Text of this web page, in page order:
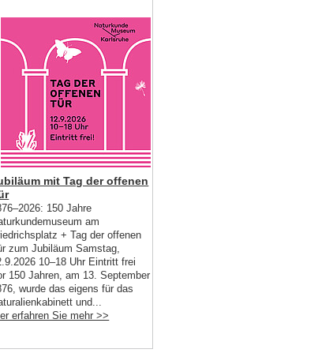
mit Tag der offenen
150 Jahre
am
+ Tag der offenen
zum Jubiläum Samstag,
10–18 Uhr Eintritt frei
150 Jahren, am 13. September
wurde das eigens für das
und...
erfahren Sie mehr >>